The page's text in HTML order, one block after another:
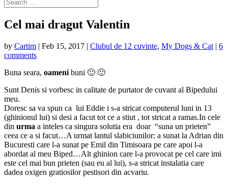
Cel mai dragut Valentin
by Cartim | Feb 15, 2017 | Clubul de 12 cuvinte, My Dogs & Cat | 6
comments
Buna seara, oameni buni 🙂 🙂
Sunt Denis si vorbesc in calitate de purtator de cuvant al Bipedului
meu.
Doresc sa va spun ca lui Eddie i s-a stricat computerul luni in 13
(ghinionul lui) si desi a facut tot ce a stiut , tot stricat a ramas.In cele
din urma a inteles ca singura solutia era doar “suna un prieten”
ceea ce a si facut…A urmat lantul slabiciunilor: a sunat la Adrian din
Bucuresti care l-a sunat pe Emil din Timisoara pe care apoi l-a
abordat al meu Biped…Alt ghinion care l-a provocat pe cel care imi
este cel mai bun prieten (sau eu al lui), s-a stricat instalatia care
dadea oxigen gratiosilor pestisori din acvariu.